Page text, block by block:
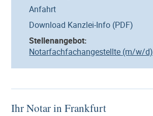
Anfahrt
Download Kanzlei-Info (PDF)
Stellenangebot:
Notarfachfachangestellte (m/w/d)
Ihr Notar in Frankfurt